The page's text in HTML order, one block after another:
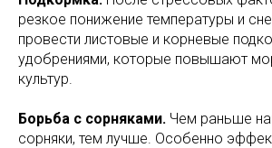
резкое понижение температуры и
провести листовые и корневые
удобрениями, которые повышают
культур.
Борьба с сорняками. Чем раньше
сорняки, тем лучше. Особенно